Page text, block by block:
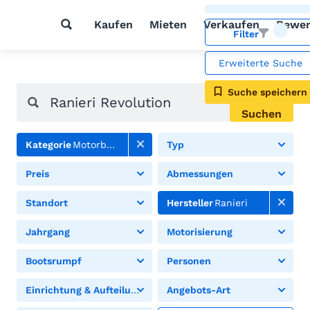
Kaufen Mieten Verkaufen
Filter
Erweiterte Suche
Suche speichern
Suchen
KategorieMotorboote Typ
Preis Abmessungen
Standort HerstellerRanieri
Jahrgang Motorisierung
Bootsrumpf Personen
Einrichtung & Aufteilung Angebots-Art